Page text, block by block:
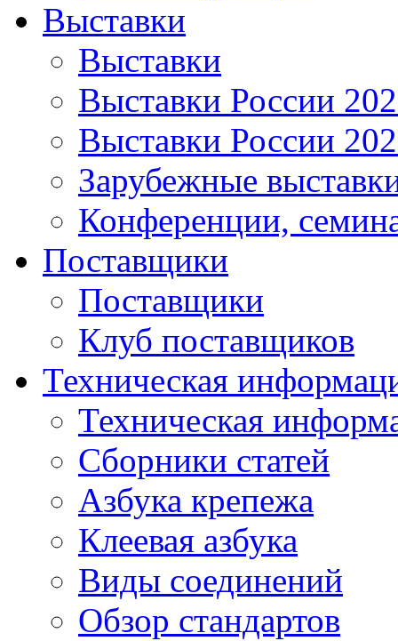
Выставки
Выставки
Выставки России
Выставки России
Зарубежные
Конференции,
Поставщики
Поставщики
Клуб поставщиков
Техническая
Техническая
Сборники статей
Азбука крепежа
Клеевая азбука
Виды соединений
Обзор стандартов